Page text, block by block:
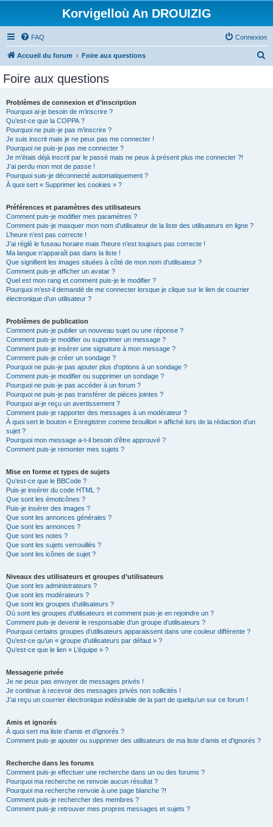
Korvigelloù An DROUIZIG
FAQ Connexion
Accueil du forum Foire aux questions
Foire aux questions
Problèmes de connexion et d’inscription
Pourquoi ai-je besoin de m’inscrire ?
Qu’est-ce que la COPPA ?
Pourquoi ne puis-je pas m’inscrire ?
Je suis inscrit mais je ne peux pas me connecter !
Pourquoi ne puis-je pas me connecter ?
Je m’étais déjà inscrit par le passé mais ne peux à présent plus me connecter ?!
J’ai perdu mon mot de passe !
Pourquoi suis-je déconnecté automatiquement ?
À quoi sert « Supprimer les cookies » ?
Préférences et paramètres des utilisateurs
Comment puis-je modifier mes paramètres ?
Comment puis-je masquer mon nom d’utilisateur de la liste des utilisateurs en ligne ?
L’heure n’est pas correcte !
J’ai réglé le fuseau horaire mais l’heure n’est toujours pas correcte !
Ma langue n’apparaît pas dans la liste !
Que signifient les images situées à côté de mon nom d’utilisateur ?
Comment puis-je afficher un avatar ?
Quel est mon rang et comment puis-je le modifier ?
Pourquoi m’est-il demandé de me connecter lorsque je clique sur le lien de courrier
électronique d’un utilisateur ?
Problèmes de publication
Comment puis-je publier un nouveau sujet ou une réponse ?
Comment puis-je modifier ou supprimer un message ?
Comment puis-je insérer une signature à mon message ?
Comment puis-je créer un sondage ?
Pourquoi ne puis-je pas ajouter plus d’options à un sondage ?
Comment puis-je modifier ou supprimer un sondage ?
Pourquoi ne puis-je pas accéder à un forum ?
Pourquoi ne puis-je pas transférer de pièces jointes ?
Pourquoi ai-je reçu un avertissement ?
Comment puis-je rapporter des messages à un modérateur ?
À quoi sert le bouton « Enregistrer comme brouillon » affiché lors de la rédaction d’un
sujet ?
Pourquoi mon message a-t-il besoin d’être approuvé ?
Comment puis-je remonter mes sujets ?
Mise en forme et types de sujets
Qu’est-ce que le BBCode ?
Puis-je insérer du code HTML ?
Que sont les émoticônes ?
Puis-je insérer des images ?
Que sont les annonces générales ?
Que sont les annonces ?
Que sont les notes ?
Que sont les sujets verrouillés ?
Que sont les icônes de sujet ?
Niveaux des utilisateurs et groupes d’utilisateurs
Que sont les administrateurs ?
Que sont les modérateurs ?
Que sont les groupes d’utilisateurs ?
Où sont les groupes d’utilisateurs et comment puis-je en rejoindre un ?
Comment puis-je devenir le responsable d’un groupe d’utilisateurs ?
Pourquoi certains groupes d’utilisateurs apparaissent dans une couleur différente ?
Qu’est-ce qu’un « groupe d’utilisateurs par défaut » ?
Qu’est-ce que le lien « L’équipe » ?
Messagerie privée
Je ne peux pas envoyer de messages privés !
Je continue à recevoir des messages privés non sollicités !
J’ai reçu un courrier électronique indésirable de la part de quelqu’un sur ce forum !
Amis et ignorés
À quoi sert ma liste d’amis et d’ignorés ?
Comment puis-je ajouter ou supprimer des utilisateurs de ma liste d’amis et d’ignorés ?
Recherche dans les forums
Comment puis-je effectuer une recherche dans un ou des forums ?
Pourquoi ma recherche ne renvoie aucun résultat ?
Pourquoi ma recherche renvoie à une page blanche ?!
Comment puis-je rechercher des membres ?
Comment puis-je retrouver mes propres messages et sujets ?